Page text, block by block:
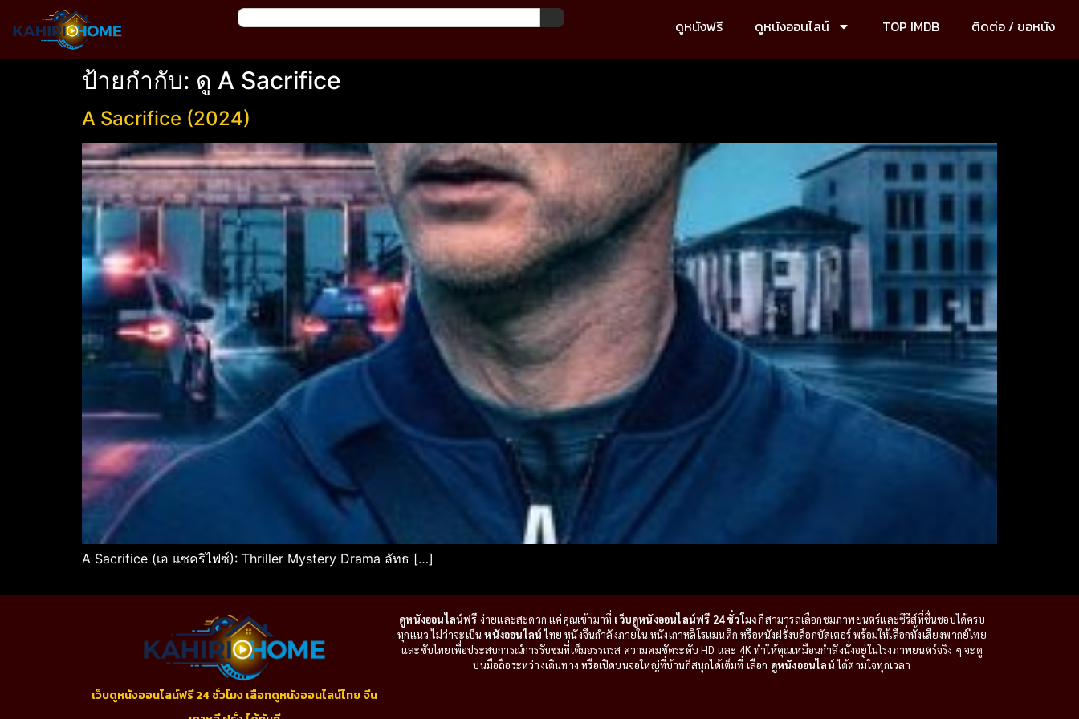
ดูหนังฟรี ดูหนังออนไลน์ TOP IMDB ติดต่อ / ขอหนัง
ป้ายกำกับ: ดู A Sacrifice
A Sacrifice (2024)
A Sacrifice (เอ แซคริไฟซ์): Thriller Mystery Drama ลัทธ […]
เว็บดูหนังออนไลน์ฟรี 24 ชั่วโมง เลือกดูหนังออนไลน์ไทย จีน
ดูหนังออนไลน์ฟรี ง่ายและสะดวก แค่คุณเข้ามาที่ เว็บดูหนังออนไลน์ฟรี 24 ชั่วโมงก็สามารถเลือกชมภาพยนตร์และซีรีส์ที่ชื่นชอบได้ครบ
ทุกแนว ไม่ว่าจะเป็นหนังออนไลน์ไทย หนังจีนกำลังภายใน หนังเกาหลีโรแมนติก หรือหนังฝรั่งบล็อกบัสเตอร์ พร้อมให้เลือกทั้งเสียงพากย์ไทย
และซับไทยเพื่อประสบการณ์การรับชมที่เต็มอรรถรส ความคมชัดระดับ HD และ 4K ทำให้คุณเหมือนกำลังนั่งอยู่ในโรงภาพยนตร์จริง ๆ จะดู
บนมือถือระหว่างเดินทาง หรือเปิดบนจอใหญ่ที่บ้านก็สนุกได้เต็มที่ เลือก ดูหนังออนไลน์ได้ตามใจทุกเวลา